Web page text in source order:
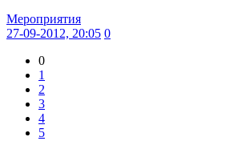
Мероприятия
27-09-2012, 20:05 0
0
1
2
3
4
5